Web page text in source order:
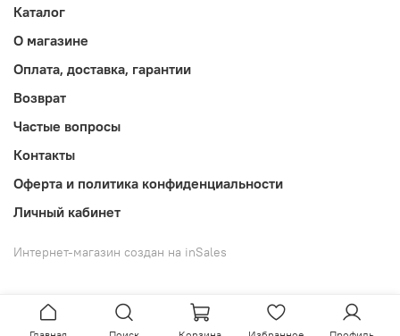
Каталог
О магазине
Оплата, доставка, гарантии
Возврат
Частые вопросы
Контакты
Оферта и политика конфиденциальности
Личный кабинет
Интернет-магазин создан на inSales